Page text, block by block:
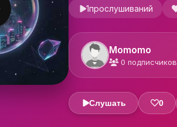
1прослушиваний
Momomo
0 подписчиков
Слушать 0